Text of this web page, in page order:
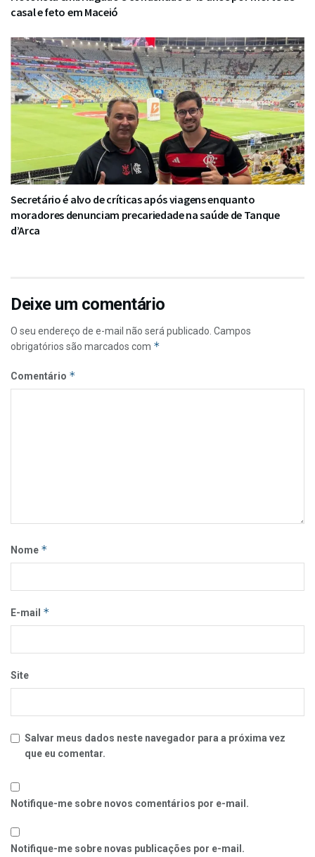
casal e feto em Maceió
Secretário é alvo de críticas após viagens enquanto
moradores denunciam precariedade na saúde de Tanque
d’Arca
Deixe um comentário
O seu endereço de e-mail não será publicado. Campos
obrigatórios são marcados com *
Comentário *
Nome *
E-mail *
Site
Salvar meus dados neste navegador para a próxima vez
que eu comentar.
Notifique-me sobre novos comentários por e-mail.
Notifique-me sobre novas publicações por e-mail.